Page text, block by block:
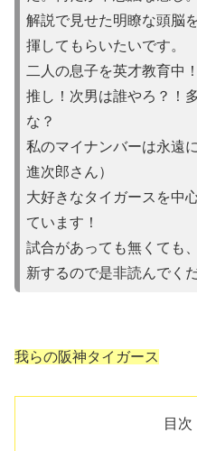
解説で見せた明瞭な頭脳
揮してもらいたいです。
二人の息子を英才教育中
推し！次男は誰やろ？！
な？
私のマイナンバーは永遠
進次郎さん）
大好きなタイガースを中
ています！
試合があって も無くても
新するので是非読んでく
我らの阪神タイガース
目次